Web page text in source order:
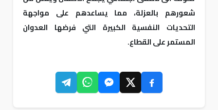
شعورهم بالعزلة، مما يساعدهم على مواجهة
التحديات النفسية الكبيرة التي فرضها العدوان
المستمر على القطاع.